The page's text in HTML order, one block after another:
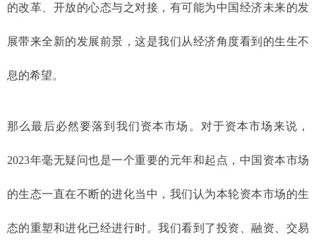
的改革、开放的心态与之对接，有可能为中国经济未来的发
展带来全新的发展前景，这是我们从经济角度看到的生生不
息的希望。
那么最后必然要落到我们资本市场。对于资本市场来说，
2023年毫无疑问也是一个重要的元年和起点，中国资本市场
的生态一直在不断的进化当中，我们认为本轮资本市场的生
态的重塑和进化已经进行时。我们看到了投资、融资、交易